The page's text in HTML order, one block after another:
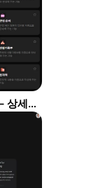
뤼튼 AI를 활용해 이미지 생성하기 – 상세요청